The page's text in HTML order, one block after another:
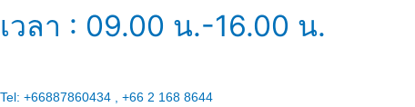
เวลา : 09.00 น.-16.00 น.
Tel: +66887860434 , +66 2 168 8644